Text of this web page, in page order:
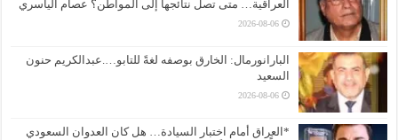
العراقية… متى تصل نتائجها إلى المواطن؟ عصام الياسري
2026-08-06
البارانورمال: الخارق بوصفه لغةً للتابو….عبدالكريم حنون
السعيد
2026-08-06
*العراق أمام اختبار السيادة… هل كان العدوان السعودي